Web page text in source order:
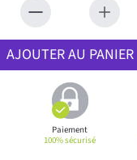
AJOUTER AU PANIER
Paiement
100% sécurisé